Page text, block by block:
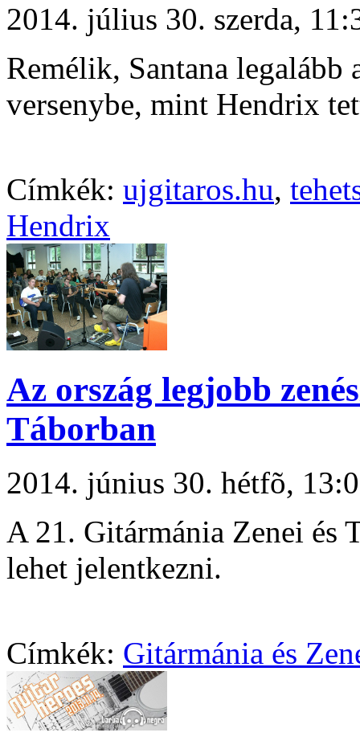
2014. július 30. szerda,
Remélik, Santana
versenybe, mint Hendrix
Címkék: ujgitaros.hu,
Hendrix
Az ország legjobb
Táborban
2014. június 30. hétfõ,
A 21. Gitármánia Zenei és
lehet jelentkezni.
Címkék: Gitármánia és